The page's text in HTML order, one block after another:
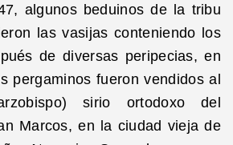
algunos beduinos de la tribu
las vasijas conteniendo los
de diversas peripecias, en
pergaminos fueron vendidos al
sirio ortodoxo del
Marcos, en la ciudad vieja de